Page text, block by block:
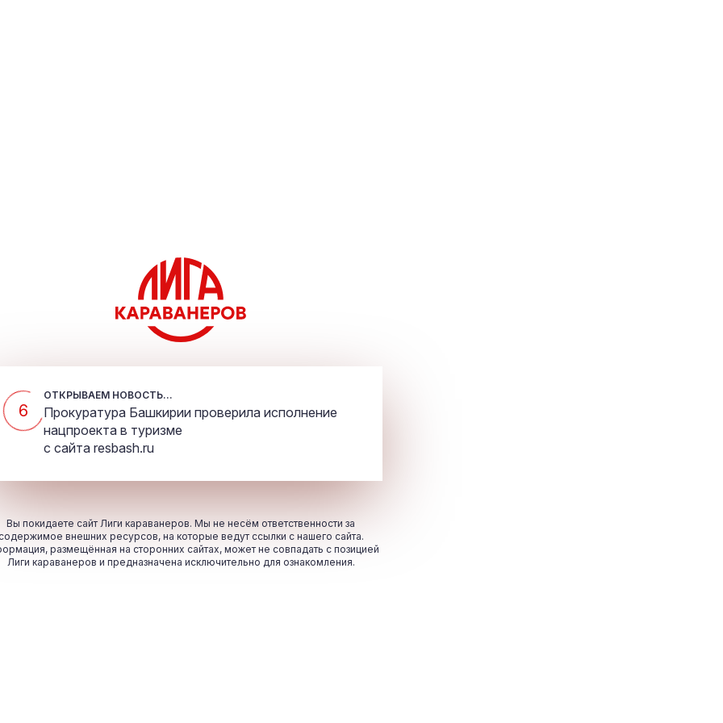
5
ОТКРЫВАЕМ НОВОСТЬ...
Прокуратура Башкирии проверила исполнение
нацпроекта в туризме
с сайта resbash.ru
Вы покидаете сайт Лиги караванеров. Мы не несём ответственности за
внешних ресурсов, на которые ведут ссылки с нашего сайта.
размещённая на сторонних сайтах, может не совпадать с позицией
Лиги караванеров и предназначена исключительно для ознакомления.